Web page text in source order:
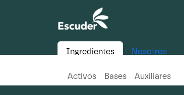
Ingredientes Nosotros
Activos Bases Auxiliares